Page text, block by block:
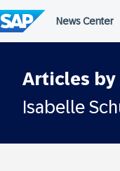
Articles by
Isabelle